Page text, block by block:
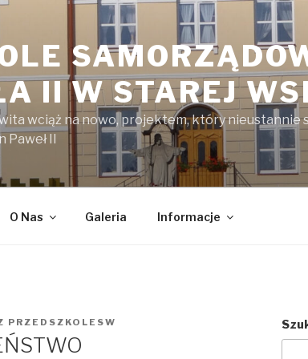
II W STAREJ
wciąż na nowo, projektem, który nieustannie
II
O Nas Galeria Informacje
PRZEDSZKOLESW